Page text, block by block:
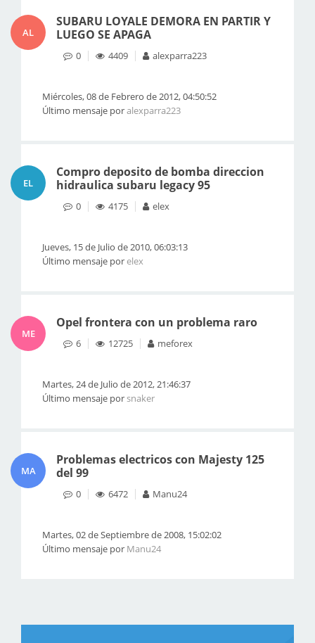
AL
SUBARU LOYALE DEMORA EN PARTIR Y
LUEGO SE APAGA
0 4409 alexparra223
Miércoles, 08 de Febrero de 2012, 04:50:52
Último mensaje poralexparra223
EL
Compro deposito de bomba direccion
hidraulica subaru legacy 95
0 4175 elex
Jueves, 15 de Julio de 2010, 06:03:13
Último mensaje porelex
ME
Opel frontera con un problema raro
6 12725 meforex
Martes, 24 de Julio de 2012, 21:46:37
Último mensaje porsnaker
MA
Problemas electricos con Majesty 125
del 99
0 6472 Manu24
Martes, 02 de Septiembre de 2008, 15:02:02
Último mensaje por Manu24